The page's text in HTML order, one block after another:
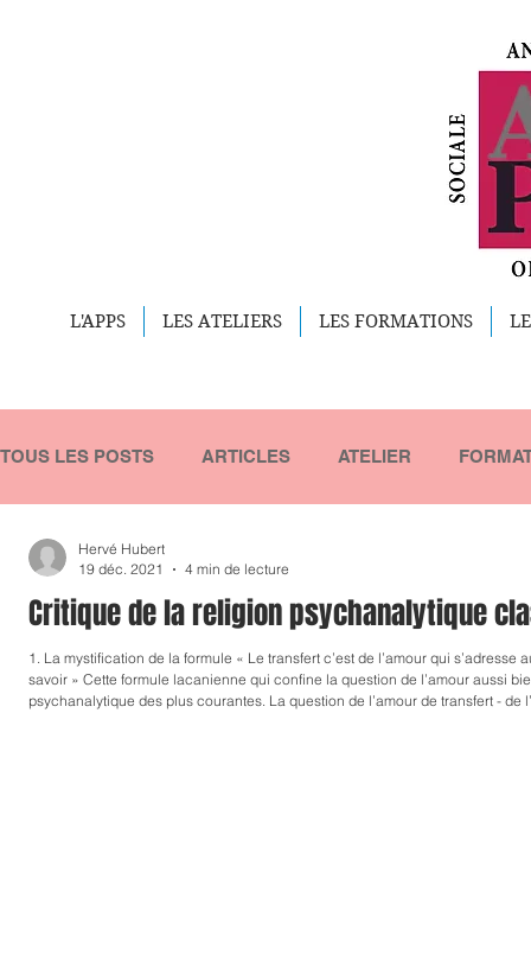
L'APPS LES ATELIERS LES FORMATIONS
TOUS LES POSTS ARTICLES ATELIER
TRAVAUX DE RECHERCHE
Critique de la religion psychanalytique
1. La mystification de la formule « Le transfert c’est de l’amour qui s’adresse
savoir » Cette formule lacanienne qui confine la question de l’amour aussi
psychanalytique des plus courantes. La question de l’amour de transfert - de
Hervé Hubert
19 déc. 2021
4 min de lecture